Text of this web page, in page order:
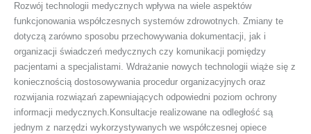
Rozwój technologii medycznych wpływa na wiele aspektów
funkcjonowania współczesnych systemów zdrowotnych. Zmiany te
dotyczą zarówno sposobu przechowywania dokumentacji, jak i
organizacji świadczeń medycznych czy komunikacji pomiędzy
pacjentami a specjalistami. Wdrażanie nowych technologii wiąże się z
koniecznością dostosowywania procedur organizacyjnych oraz
rozwijania rozwiązań zapewniających odpowiedni poziom ochrony
informacji medycznych.Konsultacje realizowane na odległość są
jednym z narzędzi wykorzystywanych we współczesnej opiece